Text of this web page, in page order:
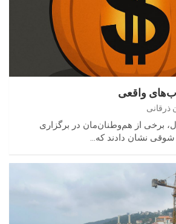
واقعی
ذرقانی
برخی از هم‌وطنان‌مان در برگزاری
شوقی نشان دادند که…